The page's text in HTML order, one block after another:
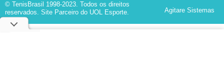
© TenisBrasil 1998-2023. Todos os direitos
reservados. Site Parceiro do UOL Esporte.
Agitare Sistemas